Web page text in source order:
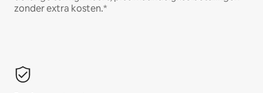
zonder extra kosten.*